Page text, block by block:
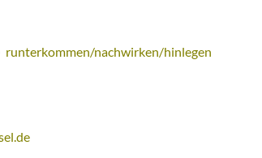
runterkommen/nachwirken/hinlegen